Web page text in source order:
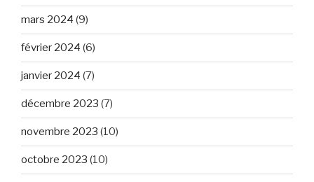
mars 2024 (9)
février 2024 (6)
janvier 2024 (7)
décembre 2023 (7)
novembre 2023 (10)
octobre 2023 (10)